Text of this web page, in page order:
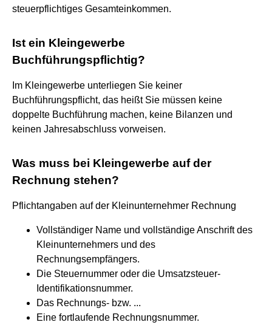
steuerpflichtiges Gesamteinkommen.
Ist ein Kleingewerbe
Buchführungspflichtig?
Im Kleingewerbe unterliegen Sie keiner
Buchführungspflicht, das heißt Sie müssen keine
doppelte Buchführung machen, keine Bilanzen und
keinen Jahresabschluss vorweisen.
Was muss bei Kleingewerbe auf der
Rechnung stehen?
Pflichtangaben auf der Kleinunternehmer Rechnung
Vollständiger Name und vollständige Anschrift des
Kleinunternehmers und des
Rechnungsempfängers.
Die Steuernummer oder die Umsatzsteuer-
Identifikationsnummer.
Das Rechnungs- bzw. ...
Eine fortlaufende Rechnungsnummer.